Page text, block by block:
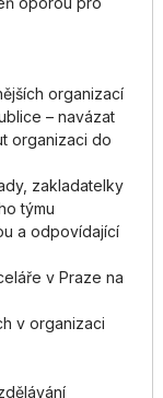
organizací
– navázat
organizaci do
zakladatelky
týmu
a odpovídající
v Praze na
v organizaci